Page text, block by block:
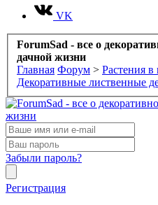
VK
ForumSad - все о
дачной жизни
Главная Форум > Растения
Декоративные лиственные
Забыли пароль?
Регистрация